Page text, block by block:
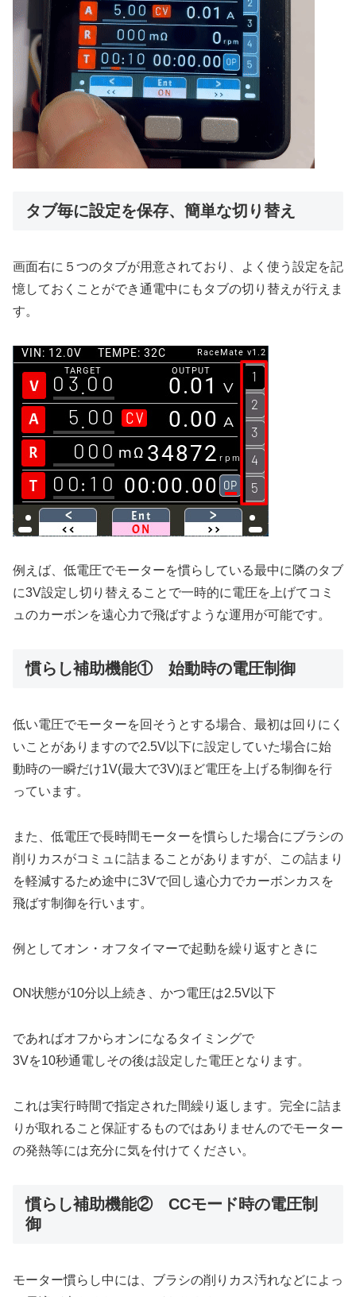
タブ毎に設定を保存、簡単な切り替え
画面右に５つのタブが用意されており、よく使う設定を記
憶しておくことができ通電中にもタブの切り替えが行えま
す。
例えば、低電圧でモーターを慣らしている最中に隣のタブ
に3V設定し切り替えることで一時的に電圧を上げてコミ
ュのカーボンを遠心力で飛ばすような運用が可能です。
慣らし補助機能① 始動時の電圧制御
低い電圧でモーターを回そうとする場合、最初は回りにく
いことがありますので2.5V以下に設定していた場合に始
動時の一瞬だけ1V(最大で3V)ほど電圧を上げる制御を行
っています。
また、低電圧で長時間モーターを慣らした場合にブラシの
削りカスがコミュに詰まることがありますが、この詰まり
を軽減するため途中に3Vで回し遠心力でカーボンカスを
飛ばす制御を行います。
例としてオン・オフタイマーで起動を繰り返すときに
ON状態が10分以上続き、かつ電圧は2.5V以下
であればオフからオンになるタイミングで
3Vを10秒通電しその後は設定した電圧となります。
これは実行時間で指定された間繰り返します。完全に詰ま
りが取れること保証するものではありませんのでモーター
の発熱等には充分に気を付けてください。
慣らし補助機能② CCモード時の電圧制
御
モーター慣らし中には、ブラシの削りカス汚れなどによっ